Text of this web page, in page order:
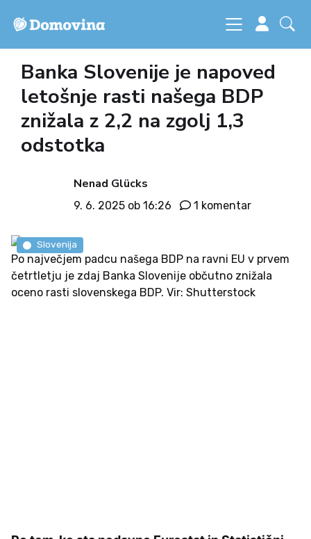
Banka Slovenije je napoved
letošnje rasti našega BDP
znižala z 2,2 na zgolj 1,3
odstotka
Nenad Glücks
9. 6. 2025 ob 16:26 1 komentar
Po največjem padcu našega BDP na ravni EU v prvem
četrtletju je zdaj Banka Slovenije občutno znižala
oceno rasti slovenskega BDP. Vir: Shutterstock
Slovenija